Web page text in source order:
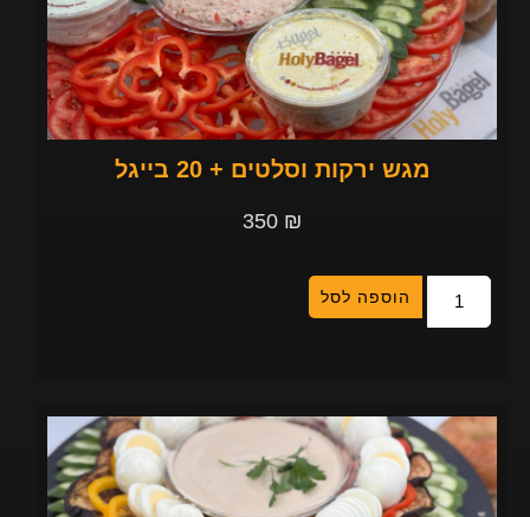
מגש ירקות וסלטים + 20 בייגל
₪
הוספה לסל